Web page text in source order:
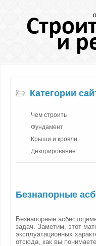
Категории
Чем строить
Фундамент
Крыши и кровли
Декорирование
Безнапорные
Безнапорные
задач. Заметим, этот
эксплуатационных
отсюда, как вы